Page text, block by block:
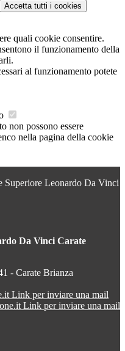
Accetta tutti i cookies
quali cookie consentire.
il funzionamento della
al funzionamento potete
non possono essere
nella pagina della cookie
Superiore Leonardo Da Vinci
Da Vinci Carate
- Carate Brianza
Link per inviare una mail
Link per inviare una mail